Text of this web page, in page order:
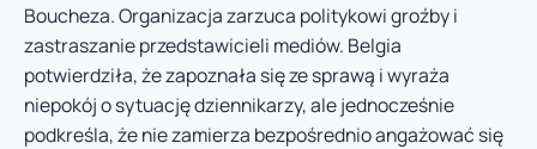
Boucheza. Organizacja zarzuca politykowi groźby i
zastraszanie przedstawicieli mediów. Belgia
potwierdziła, że zapoznała się ze sprawą i wyraża
niepokój o sytuację dziennikarzy, ale jednocześnie
podkreśla, że nie zamierza bezpośrednio angażować się